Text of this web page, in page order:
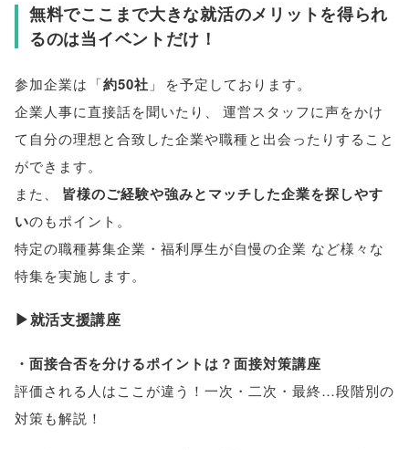
無料でここまで大きな就活のメリットを得られ
るのは当イベントだけ！
参加企業は 「約50社 」 を予定しております。
企業人事に直接話を聞いたり 、
運営スタッフに声をかけ
て自分の理想と合致した企業や職種と出会ったりすること
ができます。
また 、 皆様のご経験や強みとマッチした企業を探しやす
いのもポイント 。
特定の職種募集企業・福利厚生が自慢の企業 など様々な
特集を実施します。
▶就活支援講座
・面接合否を分けるポイントは？面接対策講座
評価される人はここが違う！一次・二次・最終…段階別の
対策も解説！